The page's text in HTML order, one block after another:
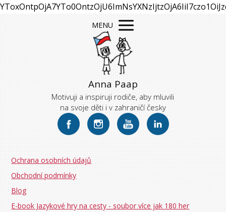
MENU
Anna Paap
Motivuji a inspiruji rodiče, aby mluvili
na svoje děti i v zahraničí česky
Ochrana osobních údajů
Obchodní podmínky
Blog
E-book Jazykové hry na cesty - soubor více jak 180 her